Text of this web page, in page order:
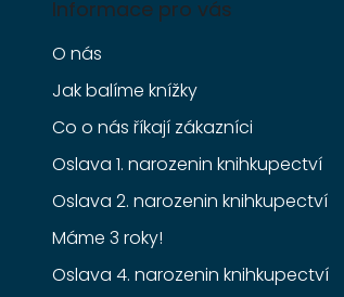
Informace pro vás
O nás
Jak balíme knížky
Co o nás říkají zákazníci
Oslava 1. narozenin knihkupectví
Oslava 2. narozenin knihkupectví
Máme 3 roky!
Oslava 4. narozenin knihkupectví